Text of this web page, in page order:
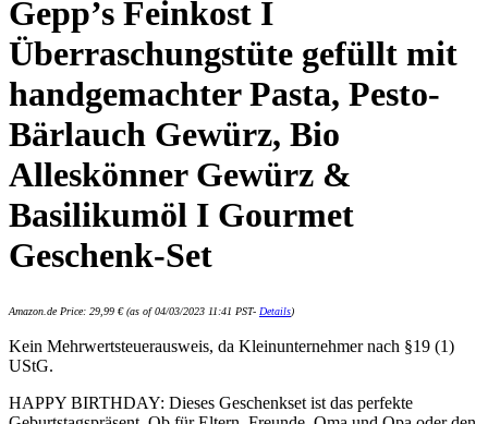
Gepp’s Feinkost I
Überraschungstüte gefüllt mit
handgemachter Pasta, Pesto-
Bärlauch Gewürz, Bio
Alleskönner Gewürz &
Basilikumöl I Gourmet
Geschenk-Set
Amazon.de Price: 29,99 €(as of 04/03/2023 11:41 PST- Details)
Kein Mehrwertsteuerausweis, da Kleinunternehmer nach §19 (1)
UStG.
HAPPY BIRTHDAY: Dieses Geschenkset ist das perfekte